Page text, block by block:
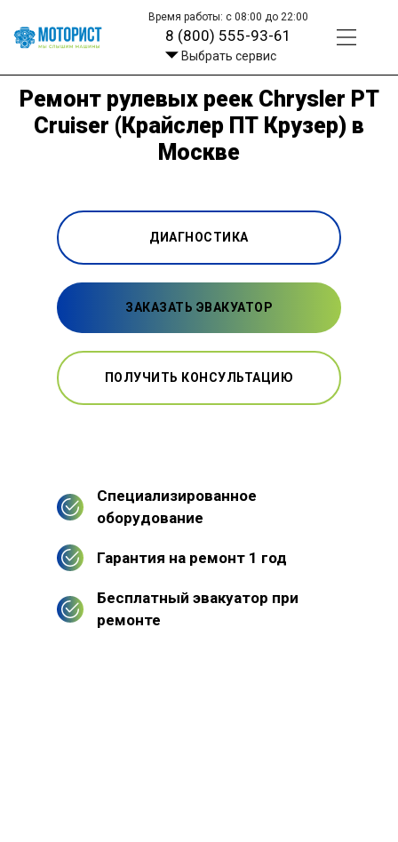
Время работы: с 08:00 до 22:00
8 (800) 555-93-61
Выбрать сервис
Ремонт рулевых реек Chrysler PT
Cruiser (Крайслер ПТ Крузер) в
Москве
ДИАГНОСТИКА
ЗАКАЗАТЬ ЭВАКУАТОР
ПОЛУЧИТЬ КОНСУЛЬТАЦИЮ
Специализированное
оборудование
Гарантия на ремонт 1 год
Бесплатный эвакуатор при
ремонте